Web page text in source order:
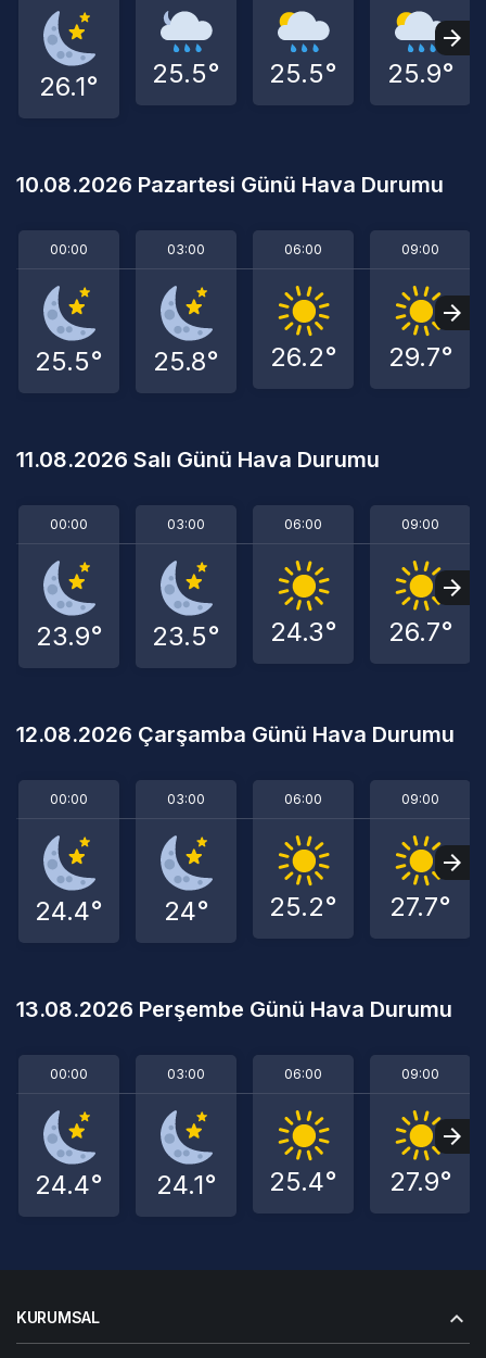
26.1° 25.5° 25.5° 25.9°
10.08.2026 Pazartesi Günü Hava Durumu
00:00
25.5°
03:00
25.8°
06:00
26.2°
09:00
29.7°
11.08.2026 Salı Günü Hava Durumu
00:00
23.9°
03:00
23.5°
06:00
24.3°
09:00
26.7°
12.08.2026 Çarşamba Günü Hava Durumu
00:00
24.4°
03:00
24°
06:00
25.2°
09:00
27.7°
13.08.2026 Perşembe Günü Hava Durumu
00:00
24.4°
03:00
24.1°
06:00
25.4°
09:00
27.9°
KURUMSAL